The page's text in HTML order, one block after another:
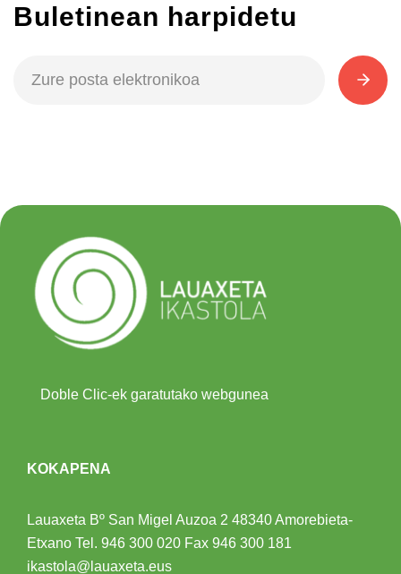
Buletinean harpidetu
Doble Clic-ek garatutako webgunea
KOKAPENA
Lauaxeta Bº San Migel Auzoa 2 48340 Amorebieta-
Etxano Tel. 946 300 020 Fax 946 300 181
ikastola@lauaxeta.eus